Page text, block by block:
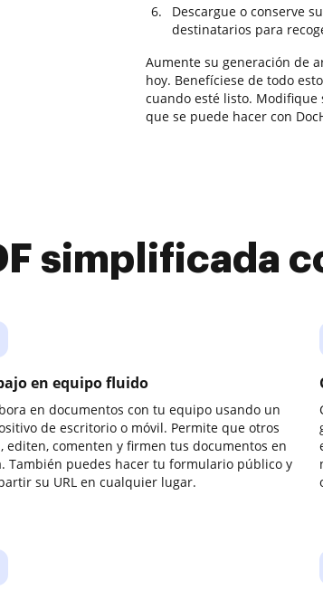
Descargue o conserve
destinatarios para
Aumente su generación de
hoy. Benefíciese de todo
cuando esté listo.
que se puede hacer con
simplificada
en equipo fluido
en documentos con tu equipo usando un
de escritorio o móvil. Permite que otros
editen, comenten y firmen tus documentos en
También puedes hacer tu formulario público y
su URL en cualquier lugar.